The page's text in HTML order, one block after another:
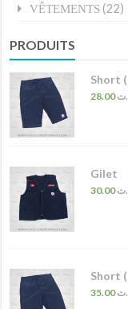
VÊTEMENTS (22)
PRODUITS
Short
28.00
Gilet
30.00
Short
35.00